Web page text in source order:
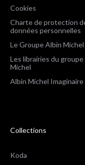
Cookies
Charte de protection
données personnelles
Le Groupe Albin Michel
Les librairies du groupe
Michel
Albin Michel Imaginaire
Collections
Koda